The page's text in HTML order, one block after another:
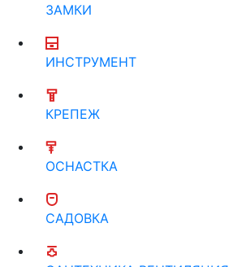
ЗАМКИ
ИНСТРУМЕНТ
КРЕПЕЖ
ОСНАСТКА
САДОВКА